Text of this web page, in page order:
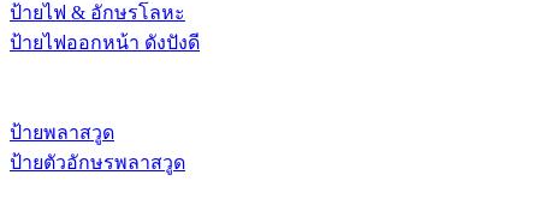
ป้ายไฟ & อักษรโลหะ
ป้ายไฟออกหน้า ดังปังดี
ป้ายพลาสวูด
ป้ายตัวอักษรพลาสวูด